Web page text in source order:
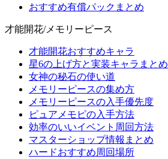
おすすめ有償パックまとめ
才能開花/メモリーピース
才能開花おすすめキャラ
星6の上げ方と実装キャラまとめ
女神の秘石の使い道
メモリーピースの集め方
メモリーピースの入手優先度
ピュアメモピの入手方法
効率のいいイベント周回方法
マスターショップ情報まとめ
ハードおすすめ周回場所